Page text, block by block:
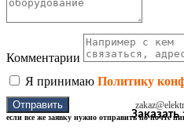
Комментарии
Я принимаю Политику
Отправить
если все же заявку нужно отправить по почте
Заказать